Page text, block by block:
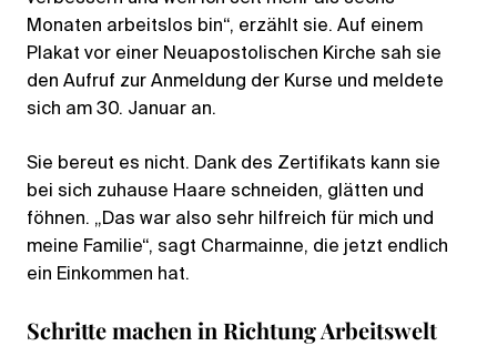
Monaten arbeitslos bin“, erzählt sie. Auf einem
Plakat vor einer Neuapostolischen Kirche sah sie
den Aufruf zur Anmeldung der Kurse und meldete
sich am 30. Januar an.
Sie bereut es nicht. Dank des Zertifikats kann sie
bei sich zuhause Haare schneiden, glätten und
föhnen. „Das war also sehr hilfreich für mich und
meine Familie“, sagt Charmainne, die jetzt endlich
ein Einkommen hat.
Schritte machen in Richtung Arbeitswelt